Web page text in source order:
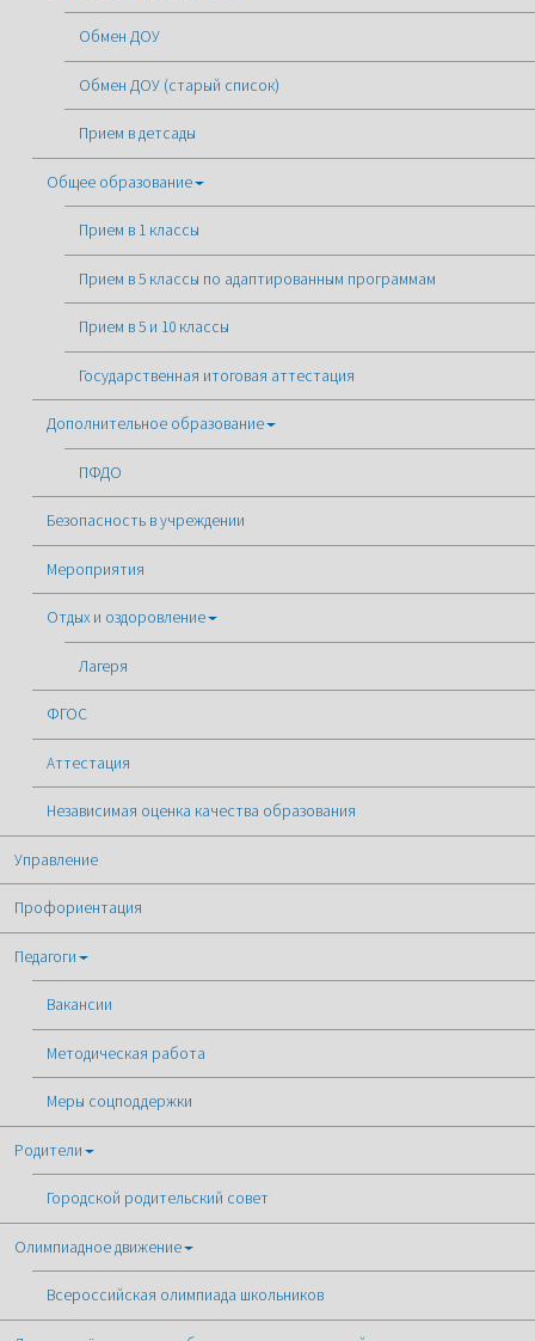
Обмен ДОУ
Обмен ДОУ (старый список)
Прием в детсады
Общее образование
Прием в 1 классы
Прием в 5 классы по адаптированным программам
Прием в 5 и 10 классы
Государственная итоговая аттестация
Дополнительное образование
ПФДО
Безопасность в учреждении
Мероприятия
Отдых и оздоровление
Лагеря
ФГОС
Аттестация
Независимая оценка качества образования
Управление
Профориентация
Педагоги
Вакансии
Методическая работа
Меры соцподдержки
Родители
Городской родительский совет
Олимпиадное движение
Всероссийская олимпиада школьников